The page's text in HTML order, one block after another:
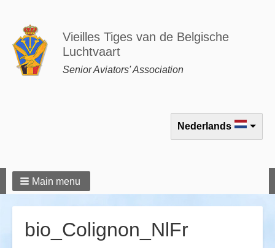
Vieilles Tiges van de Belgische
Luchtvaart
Senior Aviators' Association
Select your language
Nederlands
Main menu
bio_Colignon_NlFr